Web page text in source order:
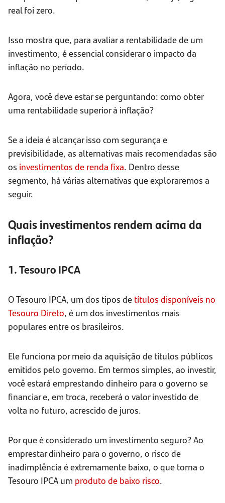
real foi zero.
Isso mostra que, para avaliar a rentabilidade de um
investimento, é essencial considerar o impacto da
inflação no período.
Agora, você deve estar se perguntando: como obter
uma rentabilidade superior à inflação?
Se a ideia é alcançar isso com segurança e
previsibilidade, as alternativas mais recomendadas são
os investimentos de renda fixa. Dentro desse
segmento, há várias alternativas que exploraremos a
seguir.
Quais investimentos rendem acima da
inflação?
1. Tesouro IPCA
O Tesouro IPCA, um dos tipos de títulos disponíveis no
Tesouro Direto, é um dos investimentos mais
populares entre os brasileiros.
Ele funciona por meio da aquisição de títulos públicos
emitidos pelo governo. Em termos simples, ao investir,
você estará emprestando dinheiro para o governo se
financiar e, em troca, receberá o valor investido de
volta no futuro, acrescido de juros.
Por que é considerado um investimento seguro? Ao
emprestar dinheiro para o governo, o risco de
inadimplência é extremamente baixo, o que torna o
Tesouro IPCA um produto de baixo risco.